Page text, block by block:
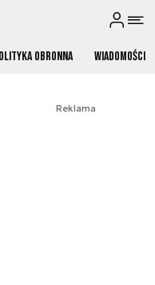
obronna Wiadomości
Reklama